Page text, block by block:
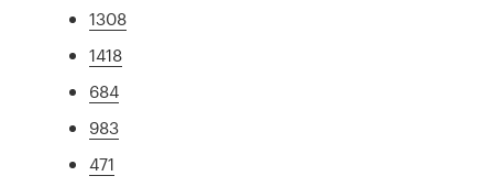
1308
1418
684
983
471